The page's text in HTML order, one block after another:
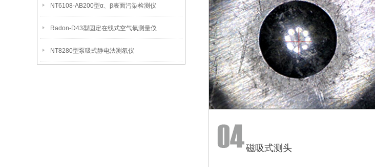
NT6108-AB200型α、β表面污染检测仪
Radon-D43型固定在线式空气氡测量仪
NT8280型泵吸式静电法测氡仪
磁吸式测头